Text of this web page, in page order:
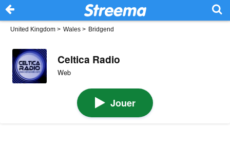
United Kingdom > Wales > Bridgend
Celtica Radio
Web
Jouer